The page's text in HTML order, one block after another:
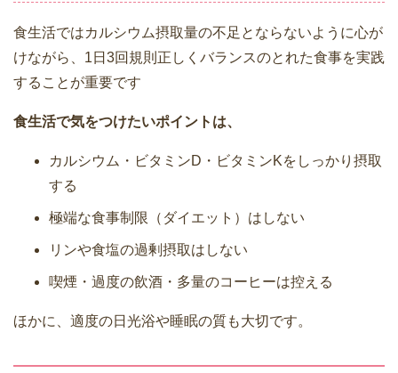
食生活ではカルシウム摂取量の不足とならないように心が
けながら、1日3回規則正しくバランスのとれた食事を実践
することが重要です
食生活で気をつけたいポイントは、
カルシウム・ビタミンD・ビタミンKをしっかり摂取
する
極端な食事制限（ダイエット）はしない
リンや食塩の過剰摂取はしない
喫煙・過度の飲酒・多量のコーヒーは控える
ほかに、適度の日光浴や睡眠の質も大切です。